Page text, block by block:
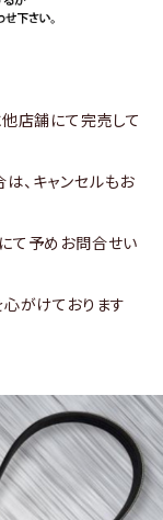
店舗にて完売して
、キャンセルもお
て予めお問合せい
がけております